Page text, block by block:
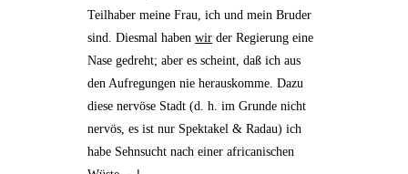
Teilhaber meine Frau, ich und mein Bruder
sind. Diesmal habenwir der Regierung eine
Nase gedreht; aber es scheint, daß ich aus
den Aufregungen nie herauskomme. Dazu
diese nervöse Stadt (d. h. im Grunde nicht
nervös, es ist nur Spektakel & Radau) ich
habe Sehnsucht nach einer africanischen